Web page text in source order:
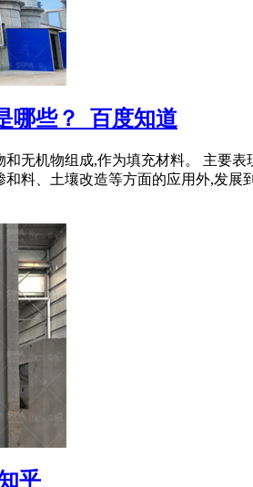
哪些？_百度知道
无机物组成,作为填充材料。 主要
料、土壤改造等方面的应用外,发展
乎